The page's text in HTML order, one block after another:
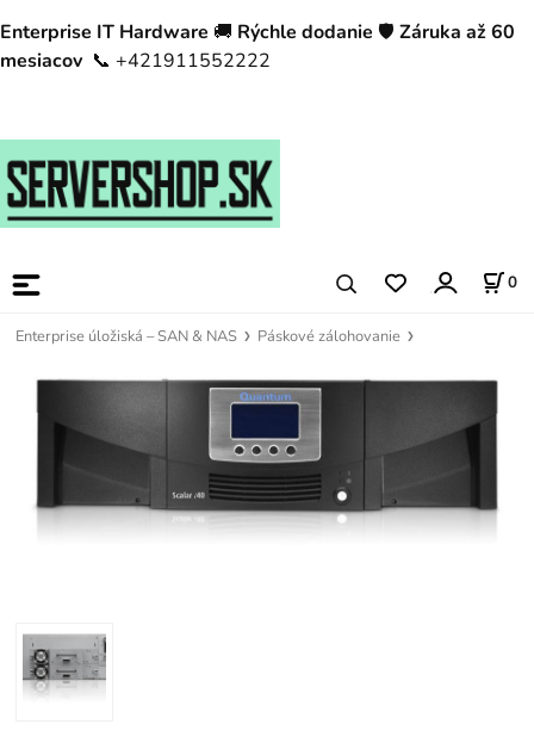
Enterprise IT Hardware 🚚 Rýchle dodanie 🛡️ Záruka až 60
mesiacov 📞 +421911552222
0
Enterprise úložiská – SAN & NAS Páskové zálohovanie